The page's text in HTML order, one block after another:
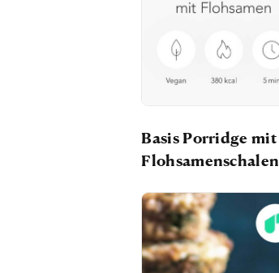
Basis Porridge mit
Flohsamenschalen